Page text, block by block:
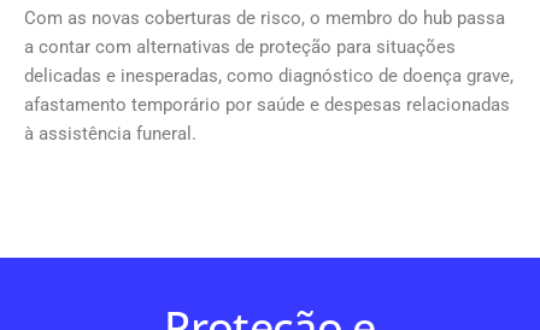
Com as novas coberturas de risco, o membro do hub passa
a contar com alternativas de proteção para situações
delicadas e inesperadas, como diagnóstico de doença grave,
afastamento temporário por saúde e despesas relacionadas
à assistência funeral.